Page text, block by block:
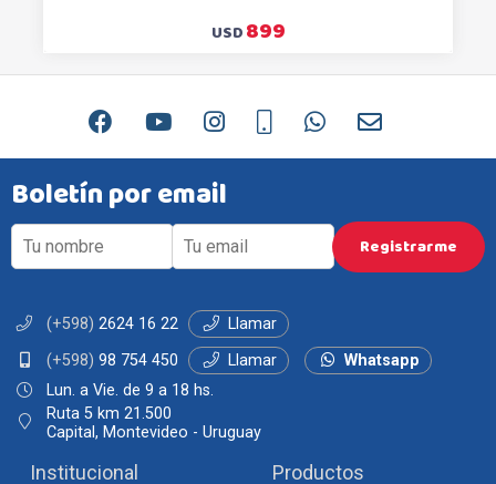
USD899
Boletín por email
(+598) 2624 16 22
Llamar
(+598) 98 754 450 Llamar
Whatsapp
Lun. a Vie. de 9 a 18 hs.
Ruta 5 km 21.500
Capital, Montevideo - Uruguay
Institucional Productos